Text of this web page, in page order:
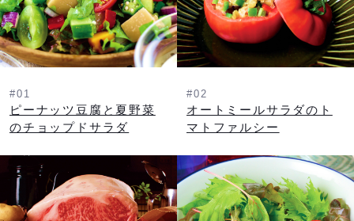
#01
ピーナッツ豆腐と夏野菜
のチョップドサラダ
#02
オートミールサラダのト
マトファルシー